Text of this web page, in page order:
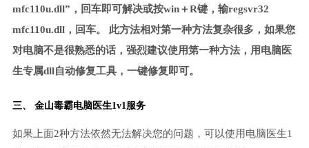
mfc110u.dll”，回车即可解决或按win＋R键，输regsvr32
mfc110u.dll，回车。 此方法相对第一种方法复杂很多，如果您
对电脑不是很熟悉的话，强烈建议使用第一种方法，用电脑医
生专属dll自动修复工具，一键修复即可。
三、 金山毒霸电脑医生1v1服务
如果上面2种方法依然无法解决您的问题，可以使用电脑医生1